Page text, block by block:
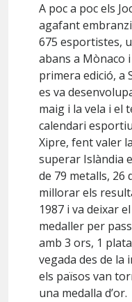
A poc a poc els
agafant
675 esportistes,
abans a Mònaco
primera edició, a
es va
maig i la vela i el
calendari
Xipre, fent valer
superar Islàndia
de 79 metalls, 26
millorar els
1987 i va deixar
medaller per
amb 3 ors, 1
vegada des de la
els països van
una medalla d’or.